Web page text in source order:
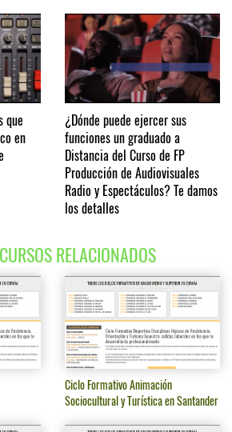
que
en
¿Dónde puede ejercer sus
funciones un graduado a
Distancia del Curso de FP
Producción de Audiovisuales
Radio y Espectáculos? Te damos
los detalles
RELACIONADOS
Ciclo Formativo Animación
Sociocultural y Turística en Santander